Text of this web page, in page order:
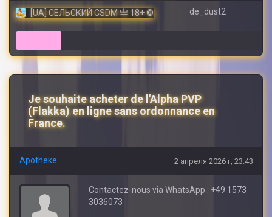
[UA] СЕЛЬСКИЙ CSDM 亗 18+ © de_dust2
Je souhaite acheter de l'Alpha PVP
(Flakka) en ligne sans ordonnance en
France.
Apotheke 2 апреля 2026 г, 23:43
Contactez-nous via WhatsApp : +49 1573
3036073